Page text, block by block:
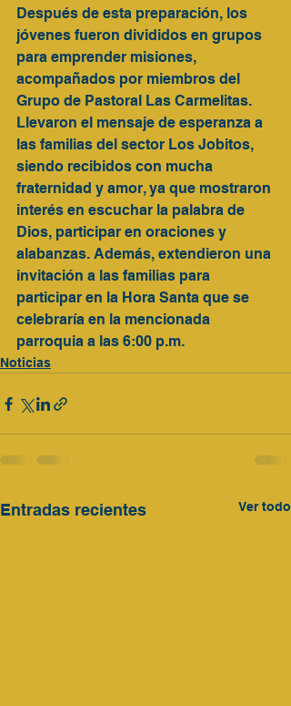
Después de esta preparación, los
jóvenes fueron divididos en grupos
para emprender misiones,
acompañados por miembros del
Grupo de Pastoral Las Carmelitas.
Llevaron el mensaje de esperanza a
las familias del sector Los Jobitos,
siendo recibidos con mucha
fraternidad y amor, ya que mostraron
interés en escuchar la palabra de
Dios, participar en oraciones y
alabanzas. Además, extendieron una
invitación a las familias para
participar en la Hora Santa que se
celebraría en la mencionada
parroquia a las 6:00 p.m.
Noticias
Entradas recientes Ver todo